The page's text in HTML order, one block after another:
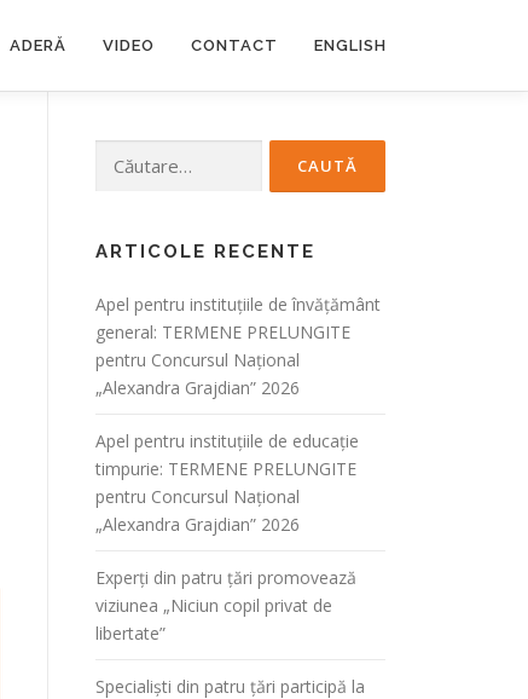
ADERĂ VIDEO CONTACT ENGLISH
după:
ARTICOLE RECENTE
Apel pentru instituțiile de învățământ
general: TERMENE PRELUNGITE
pentru Concursul Național
„Alexandra Grajdian” 2026
Apel pentru instituțiile de educație
timpurie: TERMENE PRELUNGITE
pentru Concursul Național
„Alexandra Grajdian” 2026
Experți din patru țări promovează
viziunea „Niciun copil privat de
libertate”
Specialiști din patru țări participă la